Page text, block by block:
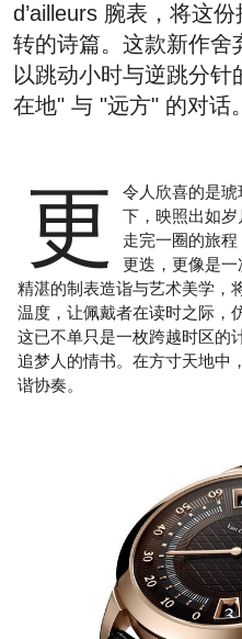
d’ailleurs 腕表，将这
转的诗篇。这款新作舍
以跳动小时与逆跳分
在地" 与 "远方" 的对话。
更
令人欣喜的是
下，映照出如
走完一圈的旅
更迭，更像是
精湛的制表造诣与艺术美学，
温度，让佩戴者在读时之际，
这已不单只是一枚跨越时区的
追梦人的情书。在方寸天地中
谐协奏。